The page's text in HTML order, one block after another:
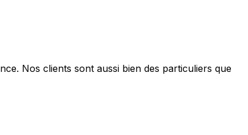
Nos clients sont aussi bien des particuliers que